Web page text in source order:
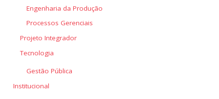
Engenharia da Produção
Processos Gerenciais
Projeto Integrador
Tecnologia
Gestão Pública
Institucional